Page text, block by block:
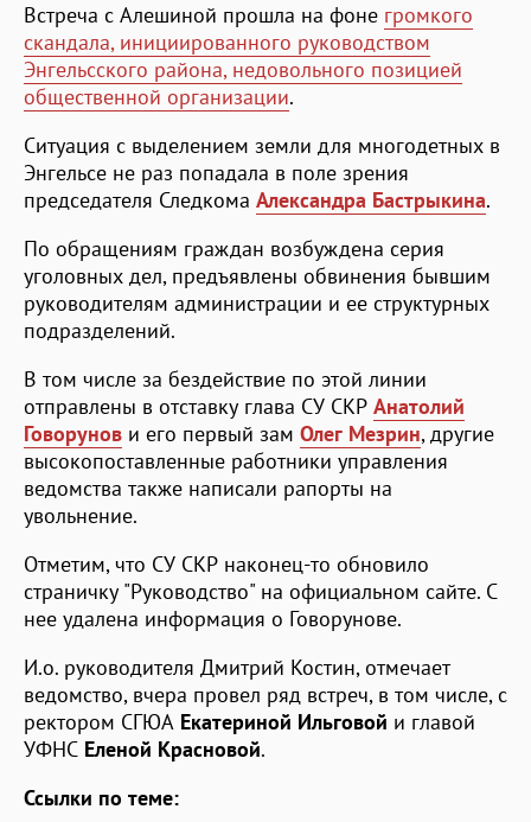
Встреча с Алешиной прошла на фоне громкого
скандала, инициированного руководством
Энгельсского района, недовольного позицией
общественной организации.
Ситуация с выделением земли для многодетных в
Энгельсе не раз попадала в поле зрения
председателя Следкома Александра Бастрыкина.
По обращениям граждан возбуждена серия
уголовных дел, предъявлены обвинения бывшим
руководителям администрации и ее структурных
подразделений.
В том числе за бездействие по этой линии
отправлены в отставку глава СУ СКР Анатолий
Говорунов и его первый зам Олег Мезрин, другие
высокопоставленные работники управления
ведомства также написали рапорты на
увольнение.
Отметим, что СУ СКР наконец-то обновило
страничку "Руководство" на официальном сайте. С
нее удалена информация о Говорунове.
И.о. руководителя Дмитрий Костин, отмечает
ведомство, вчера провел ряд встреч, в том числе, с
ректором СГЮА Екатериной Ильговой и главой
УФНС Еленой Красновой.
Ссылки по теме: